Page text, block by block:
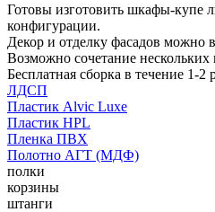
Готовы изготовить шкафы-купе
конфигурации.
Декор и отделку фасадов можно
Возможно сочетание нескольких
Бесплатная сборка в течение 1-2
ЛДСП
Пластик Alvic Luxe
Пластик HPL
Пленка ПВХ
Полотно АГТ (МДФ)
полки
корзины
штанги